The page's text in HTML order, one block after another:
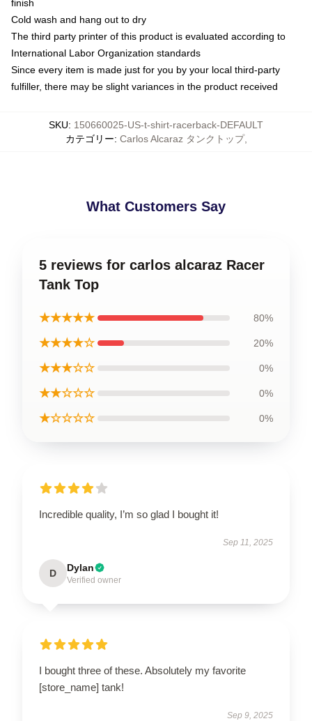
finish
Cold wash and hang out to dry
The third party printer of this product is evaluated according to
International Labor Organization standards
Since every item is made just for you by your local third-party
fulfiller, there may be slight variances in the product received
SKU: 150660025-US-t-shirt-racerback-DEFAULT
カテゴリー: Carlos Alcaraz タンクトップ,
What Customers Say
5 reviews for carlos alcaraz Racer
Tank Top
★★★★★ 80%
★★★★☆ 20%
★★★☆☆ 0%
★★☆☆☆ 0%
★☆☆☆☆ 0%
Incredible quality, I’m so glad I bought it!
Sep 11, 2025
D Dylan
Verified owner
I bought three of these. Absolutely my favorite
[store_name] tank!
Sep 9, 2025